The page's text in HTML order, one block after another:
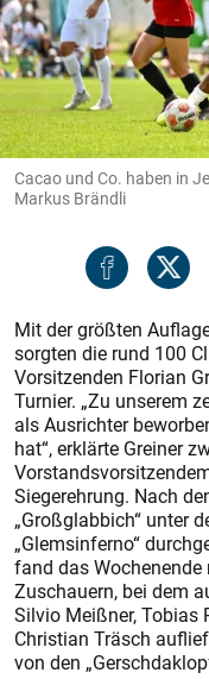
Cacao und Co. haben in
Markus Brändli
Mit der größten
sorgten die rund 100
Vorsitzenden Florian
Turnier. „Zu unserem
als Ausrichter
hat“, erklärte Greiner
Siegerehrung. Nach
„Großglabbich“ unter
„Glemsinferno“
fand das
Zuschauern, bei dem
Silvio Meißner, Tobias
Christian Träsch
von den